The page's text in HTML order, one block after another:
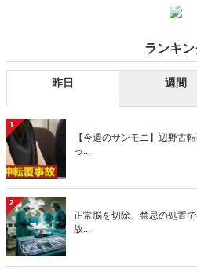
ったりするのは馬鹿げたこと
ルバム『ALL TIME BEST』）
ランキン
昨日 週間
1
【今週のサンモニ】辺野古
っ...
2
正常脳を切除、禁忌の処置
故...